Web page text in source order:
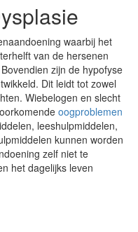
waarbij het
van de hersenen
zijn de hypofyse
Dit leidt tot zowel
Wiebelogen en slecht
oogproblemen
leeshulpmiddelen,
kunnen worden
zelf niet te
het dagelijks leven